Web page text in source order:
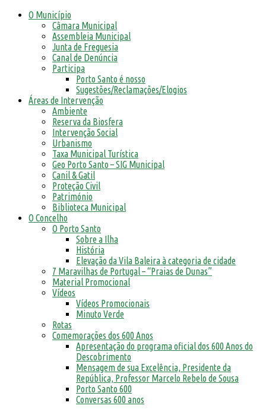
O Município
Câmara Municipal
Assembleia Municipal
Junta de Freguesia
Canal de Denúncia
Participa
Porto Santo é nosso
Sugestões/Reclamações/Elogios
Áreas de Intervenção
Ambiente
Reserva da Biosfera
Intervenção Social
Urbanismo
Taxa Municipal Turística
Geo Porto Santo – SIG Municipal
Canil & Gatil
Proteção Civil
Património
Biblioteca Municipal
O Concelho
O Porto Santo
Sobre a Ilha
História
Elevação da Vila Baleira à categoria de cidade
7 Maravilhas de Portugal – “Praias de Dunas”
Material Promocional
Vídeos
Vídeos Promocionais
Minuto Verde
Rotas
Comemorações dos 600 Anos
Apresentação do programa oficial dos 600 Anos do
Descobrimento
Mensagem de sua Excelência, Presidente da
República, Professor Marcelo Rebelo de Sousa
Porto Santo 600
Conversas 600 anos